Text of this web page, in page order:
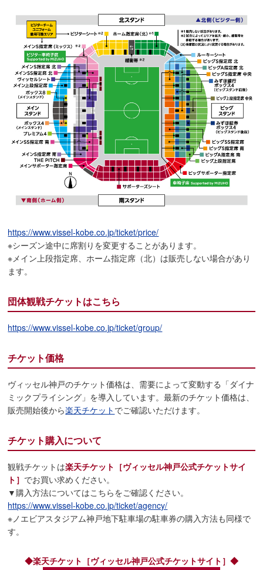
https://www.vissel-kobe.co.jp/ticket/price/
※シーズン途中に席割りを変更することがあります。
※メイン上段指定席、ホーム指定席（北）は販売しない場合があり
ます。
団体観戦チケットはこちら
https://www.vissel-kobe.co.jp/ticket/group/
チケット価格
ヴィッセル神戸のチケット価格は、需要によって変動する「ダイナ
ミックプライシング」を導入しています。最新のチケット価格は、
販売開始後から楽天チケット でご確認いただけます。
チケット購入について
観戦チケットは楽天チケット［ヴィッセル神戸公式チケットサイ
ト］ でお買い求めください。
▼購入方法についてはこちらをご確認ください。
https://www.vissel-kobe.co.jp/ticket/agency/
※ノエビアスタジアム神戸地下駐車場の駐車券の購入方法も同様で
す。
◆楽天チケット［ヴィッセル神戸公式チケットサイト］◆